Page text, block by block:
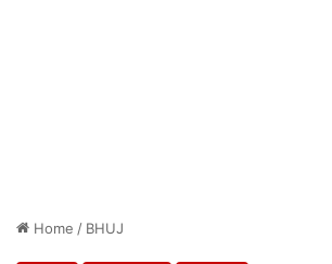
Home / BHUJ